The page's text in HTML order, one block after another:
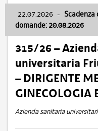
22.07.2026 -
domande: 20.08.2026
315/26 –
universitaria
– DIRIGENTE
GINECOLOGIA
Azienda sanitaria